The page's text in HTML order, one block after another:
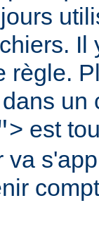
Il
règle.
un
est
va